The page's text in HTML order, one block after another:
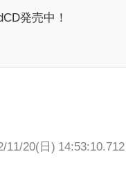
発売中！
11/20(日) 14:53:10.712